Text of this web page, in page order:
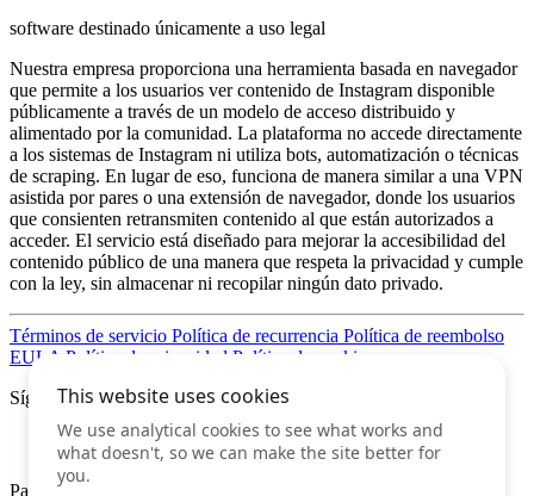
software destinado únicamente a uso legal
Nuestra empresa proporciona una herramienta basada en navegador
que permite a los usuarios ver contenido de Instagram disponible
públicamente a través de un modelo de acceso distribuido y
alimentado por la comunidad. La plataforma no accede directamente
a los sistemas de Instagram ni utiliza bots, automatización o técnicas
de scraping. En lugar de eso, funciona de manera similar a una VPN
asistida por pares o una extensión de navegador, donde los usuarios
que consienten retransmiten contenido al que están autorizados a
acceder. El servicio está diseñado para mejorar la accesibilidad del
contenido público de una manera que respeta la privacidad y cumple
con la ley, sin almacenar ni recopilar ningún dato privado.
Términos de servicio Política de recurrencia Política de reembolso
EULA Política de privacidad Política de cookies
Síguenos
Pagos seguros por Internet